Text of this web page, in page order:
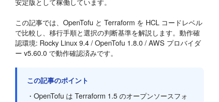
この記事では、OpenTofu と Terraform を HCL コードレベル
で比較し、移行手順と選択の判断基準を解説します。動作確
認環境: Rocky Linux 9.4 / OpenTofu 1.8.0 / AWS プロバイダ
ー v5.60.0 で動作確認済みです。
この記事のポイント
・OpenTofu は Terraform 1.5 のオープンソースフォ